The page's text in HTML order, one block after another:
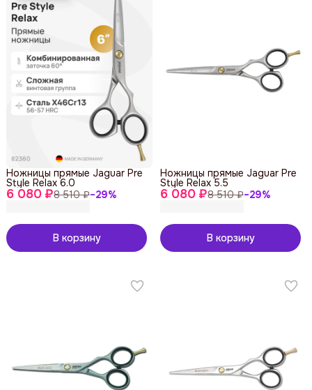
6 080 ₽8 510 ₽−29%
Ножницы прямые Jaguar Pre
Style Relax 6.0
В корзину
6 080 ₽8 510 ₽−29%
Ножницы прямые Jaguar Pre
Style Relax 5.5
В корзину